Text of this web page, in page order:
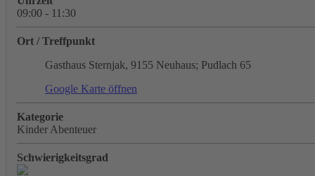
09:00 - 11:30
Ort / Treffpunkt
Gasthaus Sternjak, 9155 Neuhaus; Pudlach 65
Google Karte öffnen
Kategorie
Kinder Abenteuer
Schwierigkeitsgrad